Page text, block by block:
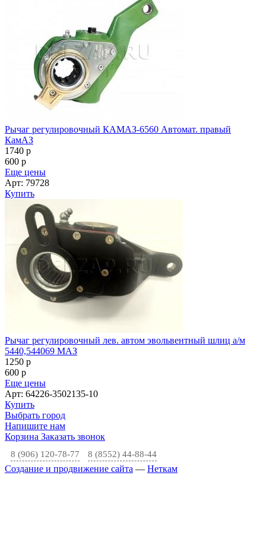
Рычаг регулировочный КАМАЗ-6560 Автомат. правый
КамАЗ
1740 p
600 p
Еще цены
Арт: 79728
Купить
Рычаг регулировочный лев. автом эвольвентный шлиц а/м
5440,544069 МАЗ
1250 p
600 p
Еще цены
Арт: 64226-3502135-10
Купить
Выбрать город
Напишите нам
Корзина Заказать звонок
8 (906) 120-78-77 8 (8552) 44-88-44
Создание и продвижение сайта — Неткам